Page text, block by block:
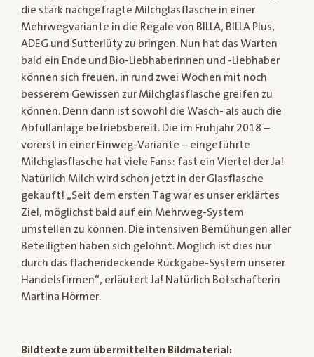
die stark nachgefragte Milchglasflasche in einer
Mehrwegvariante in die Regale von BILLA, BILLA Plus,
ADEG und Sutterlüty zu bringen. Nun hat das Warten
bald ein Ende und Bio-Liebhaberinnen und -Liebhaber
können sich freuen, in rund zwei Wochen mit noch
besserem Gewissen zur Milchglasflasche greifen zu
können. Denn dann ist sowohl die Wasch- als auch die
Abfüllanlage betriebsbereit. Die im Frühjahr 2018 –
vorerst in einer Einweg-Variante – eingeführte
Milchglasflasche hat viele Fans: fast ein Viertel der Ja!
Natürlich Milch wird schon jetzt in der Glasflasche
gekauft! „Seit dem ersten Tag war es unser erklärtes
Ziel, möglichst bald auf ein Mehrweg-System
umstellen zu können. Die intensiven Bemühungen aller
Beteiligten haben sich gelohnt. Möglich ist dies nur
durch das flächendeckende Rückgabe-System unserer
Handelsfirmen“, erläutert Ja! Natürlich Botschafterin
Martina Hörmer.
Bildtexte zum übermittelten Bildmaterial: